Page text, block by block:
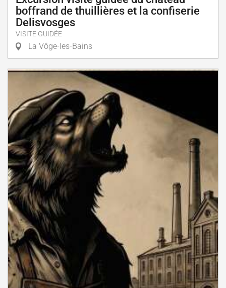
boffrand de thuillières et la confiserie
Delisvosges
VISITE GUIDÉE
La Vôge-les-Bains